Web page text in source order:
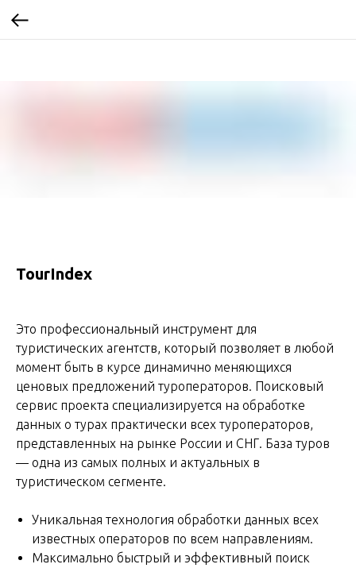
TourIndex
Это профессиональный инструмент для
туристических агентств, который позволяет в любой
момент быть в курсе динамично меняющихся
ценовых предложений туроператоров. Поисковый
сервис проекта специализируется на обработке
данных о турах практически всех туроператоров,
представленных на рынке России и СНГ. База туров
— одна из самых полных и актуальных в
туристическом сегменте.
Уникальная технология обработки данных всех
известных операторов по всем направлениям.
Максимально быстрый и эффективный поиск